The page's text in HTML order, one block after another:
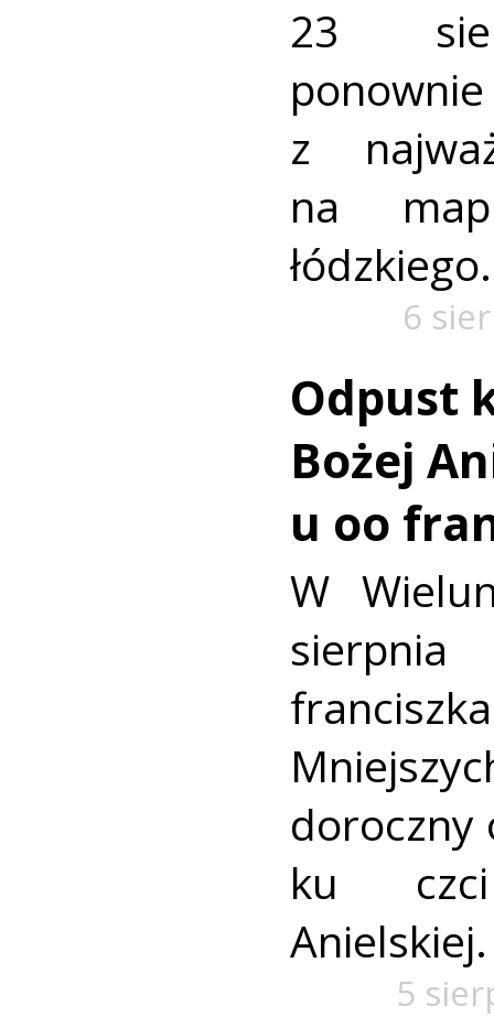
23
z
na
łódzkiego.
6
Odpust
Bożej
u oo
W
doroczny
ku
Anielskiej.
5